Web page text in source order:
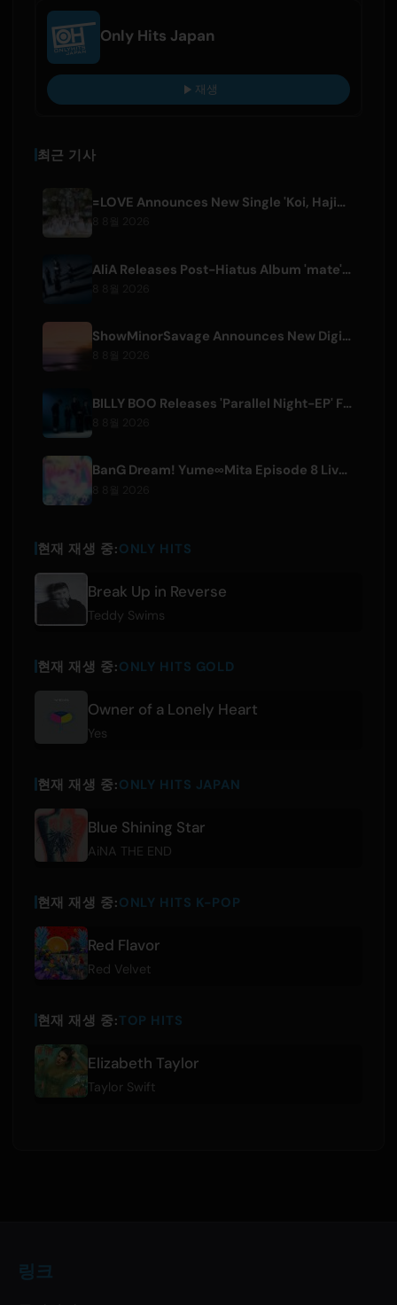
Only Hits Japan
재생
최근 기사
=LOVE Announces New Single 'Koi, Hajimemashita.' and Tokyo Dome Concerts
AliA Releases Post-Hiatus Album 'mate', Announces Tokyo Live
ShowMinorSavage Announces New Digital Single 'Gradation'
BILLY BOO Releases 'Parallel Night-EP' Featuring TV Drama Theme Song
BanG Dream! Yume∞Mita Episode 8 Live Clip Released
현재 재생 중:ONLY HITS
Break Up in Reverse
Teddy Swims
현재 재생 중:ONLY HITS GOLD
Owner of a Lonely Heart
Yes
현재 재생 중:ONLY HITS JAPAN
Blue Shining Star
AiNA THE END
현재 재생 중:ONLY HITS K-POP
Red Flavor
Red Velvet
현재 재생 중:TOP HITS
Elizabeth Taylor
Taylor Swift
링크